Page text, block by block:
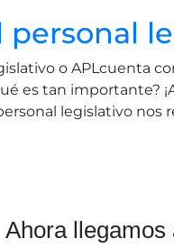
personal
o APLcuenta
es tan importante?
legislativo
Ahora llegamos